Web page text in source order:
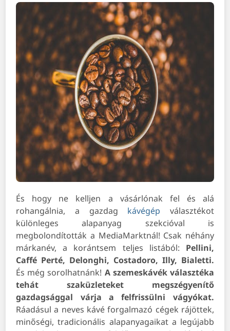
És hogy ne kelljen a vásárlónak fel és alá
rohangálnia, a gazdag kávégép választékot
különleges alapanyag szekcióval is
megbolondították a MediaMarktnál! Csak néhány
márkanév, a korántsem teljes listából: Pellini,
Caffé Perté, Delonghi, Costadoro, Illy, Bialetti.
És még sorolhatnánk! A szemeskávék választéka
tehát szaküzleteket megszégyenítő
gazdagsággal várja a felfrissülni vágyókat.
Ráadásul a neves kávé forgalmazó cégek rájöttek,
minőségi, tradicionális alapanyagaikat a legújabb